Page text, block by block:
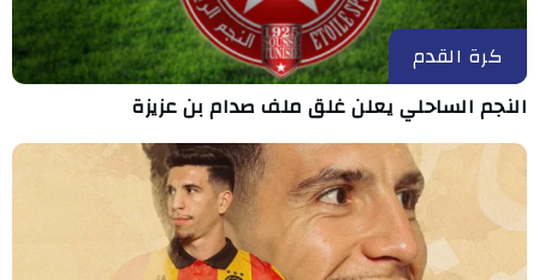
كرة القدم
النجم الساحلي يعلن غلق ملف صدام بن عزيزة